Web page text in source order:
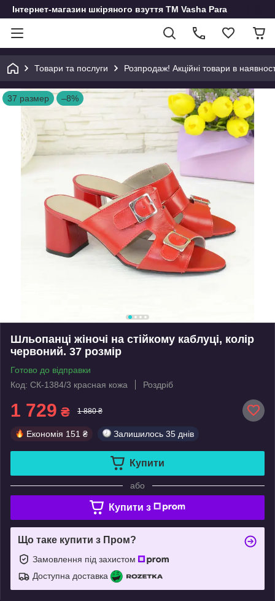
Інтернет-магазин шкіряного взуття ТМ Vasha Para
Товари та послуги Розпродаж! Акційні товари в
37 размер –8%
Шльопанці жіночі на стійкому каблуці, колір
червоний. 37 розмір
Готово до відправки
Код: СК-1384/3 красная кожа
Роздріб
1 729 ₴ 1 880 ₴
Економія 151 ₴ Залишилось 35 днів
Купити
або
Купити з
Що таке купити з Пром?
Замовлення під захистом
Доступна доставка